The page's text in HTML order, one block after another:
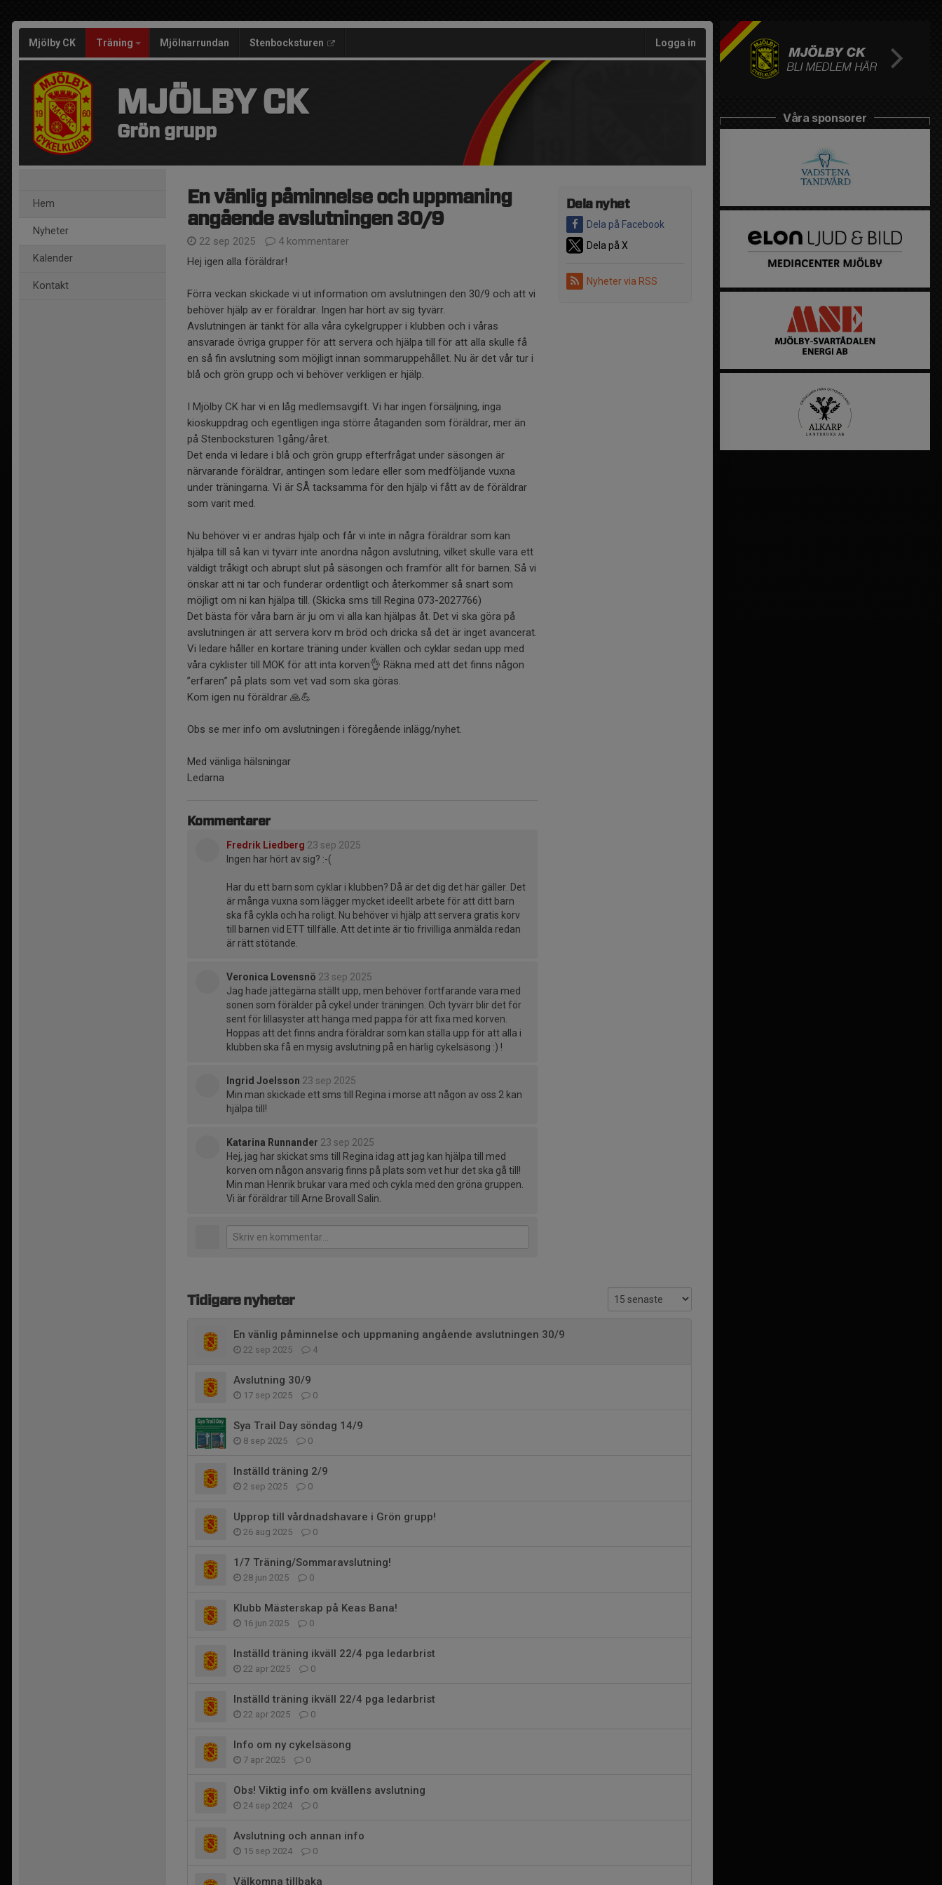
Mjölby CK Träning Mjölnarrundan Stenbocksturen Logga in
MJÖLBY CK
Grön grupp
Hem
Nyheter
Kalender
Kontakt
Dela nyhet
Dela på Facebook
Dela på X
Nyheter via RSS
En vänlig påminnelse och uppmaning
angående avslutningen 30/9
22 sep 2025
4 kommentarer
Hej igen alla föräldrar!
Förra veckan skickade vi ut information om avslutningen den 30/9 och att vi
behöver hjälp av er föräldrar. Ingen har hört av sig tyvärr.
Avslutningen är tänkt för alla våra cykelgrupper i klubben och i våras
ansvarade övriga grupper för att servera och hjälpa till för att alla skulle få
en så fin avslutning som möjligt innan sommaruppehållet. Nu är det vår tur i
blå och grön grupp och vi behöver verkligen er hjälp.
I Mjölby CK har vi en låg medlemsavgift. Vi har ingen försäljning, inga
kioskuppdrag och egentligen inga större åtaganden som föräldrar, mer än
på Stenbocksturen 1gång/året.
Det enda vi ledare i blå och grön grupp efterfrågat under säsongen är
närvarande föräldrar, antingen som ledare eller som medföljande vuxna
under träningarna. Vi är SÅ tacksamma för den hjälp vi fått av de föräldrar
som varit med.
Nu behöver vi er andras hjälp och får vi inte in några föräldrar som kan
hjälpa till så kan vi tyvärr inte anordna någon avslutning, vilket skulle vara ett
väldigt tråkigt och abrupt slut på säsongen och framför allt för barnen. Så vi
önskar att ni tar och funderar ordentligt och återkommer så snart som
möjligt om ni kan hjälpa till. (Skicka sms till Regina 073-2027766)
Det bästa för våra barn är ju om vi alla kan hjälpas åt. Det vi ska göra på
avslutningen är att servera korv m bröd och dricka så det är inget avancerat.
Vi ledare håller en kortare träning under kvällen och cyklar sedan upp med
våra cyklister till MOK för att inta korven👌 Räkna med att det finns någon
”erfaren” på plats som vet vad som ska göras.
Kom igen nu föräldrar 🙏💪
Obs se mer info om avslutningen i föregående inlägg/nyhet.
Med vänliga hälsningar
Ledarna
Kommentarer
Fredrik Liedberg 23 sep 2025
Ingen har hört av sig? :-(
Har du ett barn som cyklar i klubben? Då är det dig det här gäller. Det
är många vuxna som lägger mycket ideellt arbete för att ditt barn
ska få cykla och ha roligt. Nu behöver vi hjälp att servera gratis korv
till barnen vid ETT tillfälle. Att det inte är tio frivilliga anmälda redan
är rätt stötande.
Veronica Lovensnö 23 sep 2025
Jag hade jättegärna ställt upp, men behöver fortfarande vara med
sonen som förälder på cykel under träningen. Och tyvärr blir det för
sent för lillasyster att hänga med pappa för att fixa med korven.
Hoppas att det finns andra föräldrar som kan ställa upp för att alla i
klubben ska få en mysig avslutning på en härlig cykelsäsong :) !
Ingrid Joelsson 23 sep 2025
Min man skickade ett sms till Regina i morse att någon av oss 2 kan
hjälpa till!
Katarina Runnander 23 sep 2025
Hej, jag har skickat sms till Regina idag att jag kan hjälpa till med
korven om någon ansvarig finns på plats som vet hur det ska gå till!
Min man Henrik brukar vara med och cykla med den gröna gruppen.
Vi är föräldrar till Arne Brovall Salin.
Tidigare nyheter
En vänlig påminnelse och uppmaning angående avslutningen 30/9
22 sep 2025 4
Avslutning 30/9
17 sep 2025 0
Sya Trail Day söndag 14/9
8 sep 2025 0
Inställd träning 2/9
2 sep 2025 0
Upprop till vårdnadshavare i Grön grupp!
26 aug 2025 0
1/7 Träning/Sommaravslutning!
28 jun 2025 0
Klubb Mästerskap på Keas Bana!
16 jun 2025 0
Inställd träning ikväll 22/4 pga ledarbrist
22 apr 2025 0
Inställd träning ikväll 22/4 pga ledarbrist
22 apr 2025 0
Info om ny cykelsäsong
7 apr 2025 0
Obs! Viktig info om kvällens avslutning
24 sep 2024 0
Avslutning och annan info
15 sep 2024 0
Välkomna tillbaka
Våra sponsorer